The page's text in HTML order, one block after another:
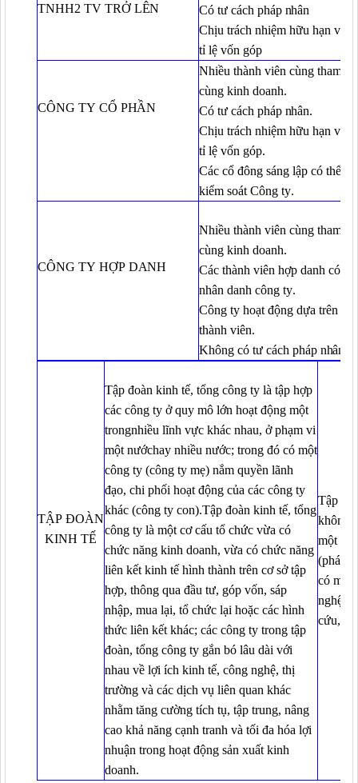
TNHH2 TV TRỞ LÊN
Có tư cách pháp nhân
Chịu trách nhiệm hữu hạn về
tỉ lệ vốn góp
CÔNG TY CỔ PHẦN
Nhiều thành viên cùng tham
cùng kinh doanh.
Có tư cách pháp nhân.
Chịu trách nhiệm hữu hạn về
tỉ lệ vốn góp.
Các cổ đông sáng lập có thể
kiểm soát Công ty.
CÔNG TY HỢP DANH
Nhiều thành viên cùng tham
cùng kinh doanh.
Các thành viên hợp danh có
nhân danh công ty.
Công ty hoạt động dựa trên uy
thành viên.
Không có tư cách pháp nhân
TẬP ĐOÀN
KINH TẾ
Tập đoàn kinh tế, tổng công ty là tập hợp
các công ty ở quy mô lớn hoạt động một
trongnhiều lĩnh vực khác nhau, ở phạm vi
một nướchay nhiều nước; trong đó có một
công ty (công ty mẹ) nắm quyền lãnh
đạo, chi phối hoạt động của các công ty
khác (công ty con).Tập đoàn kinh tế, tổng
công ty là một cơ cấu tổ chức vừa có
chức năng kinh doanh, vừa có chức năng
liên kết kinh tế hình thành trên cơ sở tập
hợp, thông qua đầu tư, góp vốn, sáp
nhập, mua lại, tổ chức lại hoặc các hình
thức liên kết khác; các công ty trong tập
đoàn, tổng công ty gắn bó lâu dài với
nhau về lợi ích kinh tế, công nghệ, thị
trường và các dịch vụ liên quan khác
nhằm tăng cường tích tụ, tập trung, nâng
cao khả năng cạnh tranh và tối đa hóa lợi
nhuận trong hoạt động sản xuất kinh
doanh.
Tập
một tổ
(pháp
có mối
nghệ,
cứu,